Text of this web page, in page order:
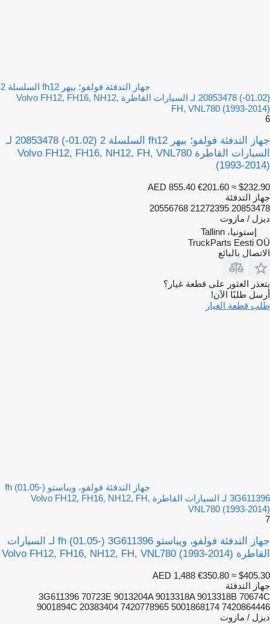
جهاز التدفئة فولفو؛ بيهر fh12 السلسلة 2
(01.02-) 20853478 لـ السيارات القاطرة Volvo FH12, FH16, NH12,
FH, VNL780 (1993-2014)
6
جهاز التدفئة فولفو؛ بيهر fh12 السلسلة 2 (01.02-) 20853478 لـ
السيارات القاطرة Volvo FH12, FH16, NH12, FH, VNL780
(1993-2014)
AED 855.40 €201.60 ≈ $232.90
جهاز التدفئة
20853478 21272395 20556768
ديزل / مازوت
إستونيا، Tallinn
TruckParts Eesti OÜ
الاتصال بالبائع
يتعذر العثور على قطعة غيار؟
أرسل طلبًا الآن!
طلب قطعة الغيار
جهاز التدفئة فولفو، ويباستو fh (01.05-)
3G611396 لـ السيارات القاطرة Volvo FH12, FH16, NH12, FH,
VNL780 (1993-2014)
7
جهاز التدفئة فولفو، ويباستو fh (01.05-) 3G611396 لـ السيارات
القاطرة Volvo FH12, FH16, NH12, FH, VNL780 (1993-2014)
AED 1,488 €350.80 ≈ $405.30
جهاز التدفئة
3G611396 70723E 9013204A 9013318A 9013318B 70674C
9001894С 20383404 7420778965 5001868174 7420864446
ديزل / مازوت